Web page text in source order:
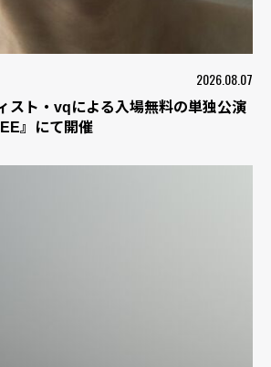
2026.08.07
スト・vqによる入場無料の単独公演
』にて開催